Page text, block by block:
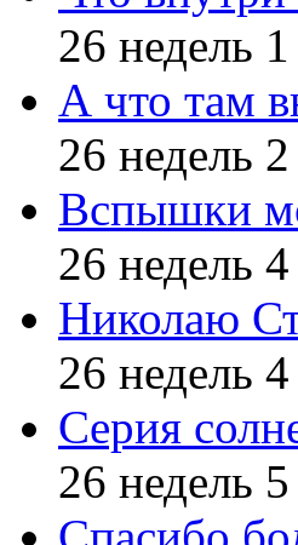
26 недель
А что там
26 недель
Вспышки
26 недель
Николаю
26 недель
Серия
26 недель